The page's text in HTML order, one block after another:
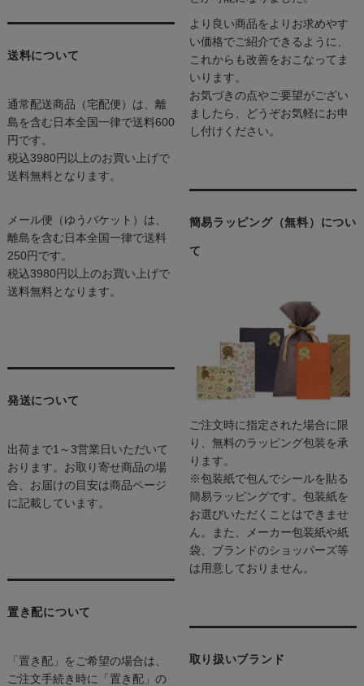
送料について
通常配送商品（宅配便）は、離
島を含む日本全国一律で送料600
円です。
税込3980円以上のお買い上げで
送料無料となります。
メール便（ゆうパケット）は、
離島を含む日本全国一律で送料
250円です。
税込3980円以上のお買い上げで
送料無料となります。
発送について
出荷まで1～3営業日いただいて
おります。お取り寄せ商品の場
合、お届けの目安は商品ページ
に記載しています。
置き配について
「置き配」をご希望の場合は、
ご注文手続き時に「置き配」の
より良い商品をよりお求めやす
い価格でご紹介できるように、
これからも改善をおこなってま
いります。
お気づきの点やご要望がござい
ましたら、どうぞお気軽にお申
し付けください。
簡易ラッピング（無料）につい
て
ご注文時に指定された場合に限
り、無料のラッピング包装を承
ります。
※包装紙で包んでシールを貼る
簡易ラッピングです。包装紙を
お選びいただくことはできませ
ん。また、メーカー包装紙や紙
袋、ブランドのショッパーズ等
は用意しておりません。
取り扱いブランド